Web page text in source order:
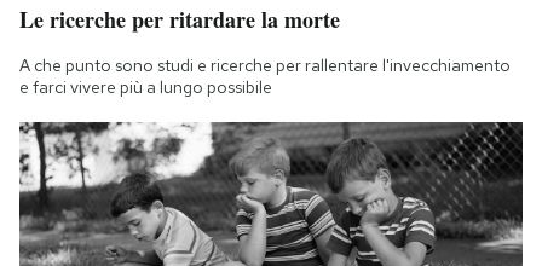
Le ricerche per ritardare la morte
A che punto sono studi e ricerche per rallentare l'invecchiamento
e farci vivere più a lungo possibile